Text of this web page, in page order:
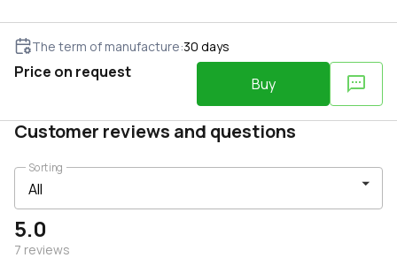
The term of manufacture:30 days
Price on request
Buy
Customer reviews and questions
5.0
7 reviews
Sorting